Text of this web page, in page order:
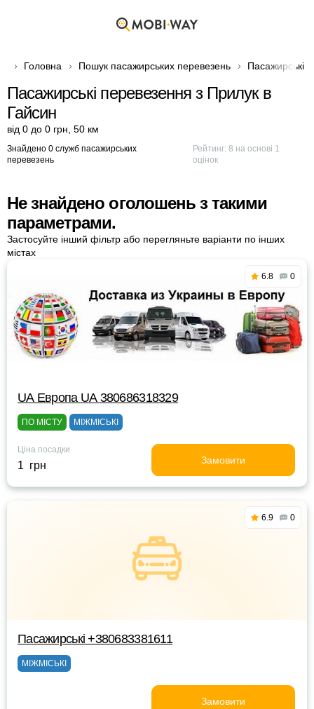
Головна Пошук пасажирських перевезень Пасажирські
Пасажирські перевезення з Прилук в
Гайсин
від 0 до 0 грн 50 км
Знайдено 0 служб пасажирських
перевезень
Рейтинг:8 на основі 1
оцінок
Не знайдено оголошень з такими
параметрами.
Застосуйте інший фільтр або перегляньте варіанти по інших
містах
6.8 0
UА Европа UА 380686318329
ПО МІСТУ МІЖМІСЬКІ
Ціна посадки
1 грн Замовити
6.9 0
Пасажирські +380683381611
МІЖМІСЬКІ
Замовити